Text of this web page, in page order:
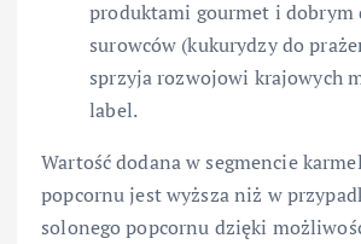
produktami gourmet i dobrym
surowców (kukurydzy do
sprzyja rozwojowi krajowych
label.
Wartość dodana w segmencie
popcornu jest wyższa niż w
solonego popcornu dzięki